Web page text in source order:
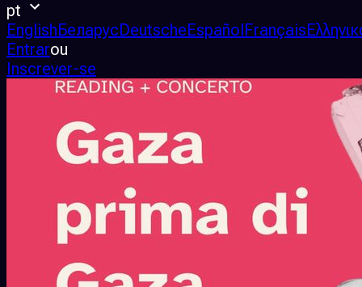
pt
EnglishБеларусDeutscheEspañolFrançais
Entrarou
Inscrever-se